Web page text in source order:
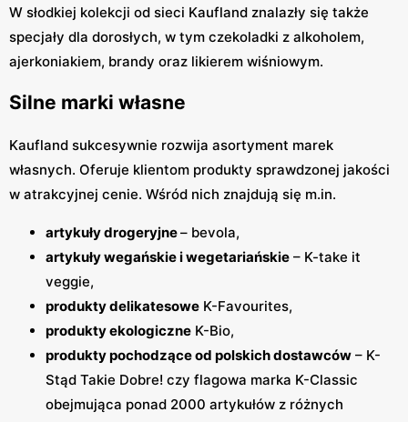
W słodkiej kolekcji od sieci Kaufland znalazły się także
specjały dla dorosłych, w tym czekoladki z alkoholem,
ajerkoniakiem, brandy oraz likierem wiśniowym.
Silne marki własne
Kaufland sukcesywnie rozwija asortyment marek
własnych. Oferuje klientom produkty sprawdzonej jakości
w atrakcyjnej cenie. Wśród nich znajdują się m.in.
artykuły drogeryjne– bevola,
artykuły wegańskie i wegetariańskie – K-take it
veggie,
produkty delikatesowe K-Favourites,
produkty ekologiczne K-Bio,
produkty pochodzące od polskich dostawców – K-
Stąd Takie Dobre! czy flagowa marka K-Classic
obejmująca ponad 2000 artykułów z różnych